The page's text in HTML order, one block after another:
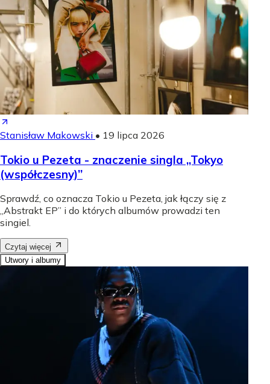
Stanisław Makowski • 19 lipca 2026
Tokio u Pezeta - znaczenie singla „Tokyo
(współczesny)”
Sprawdź, co oznacza Tokio u Pezeta, jak łączy się z
„Abstrakt EP” i do których albumów prowadzi ten
singiel.
Czytaj więcej
Utwory i albumy